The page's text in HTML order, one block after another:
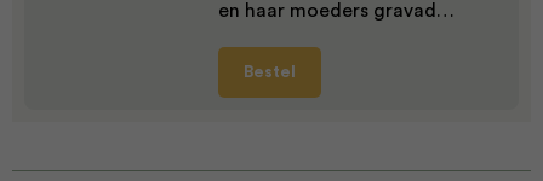
en haar moeders gravad…
Bestel